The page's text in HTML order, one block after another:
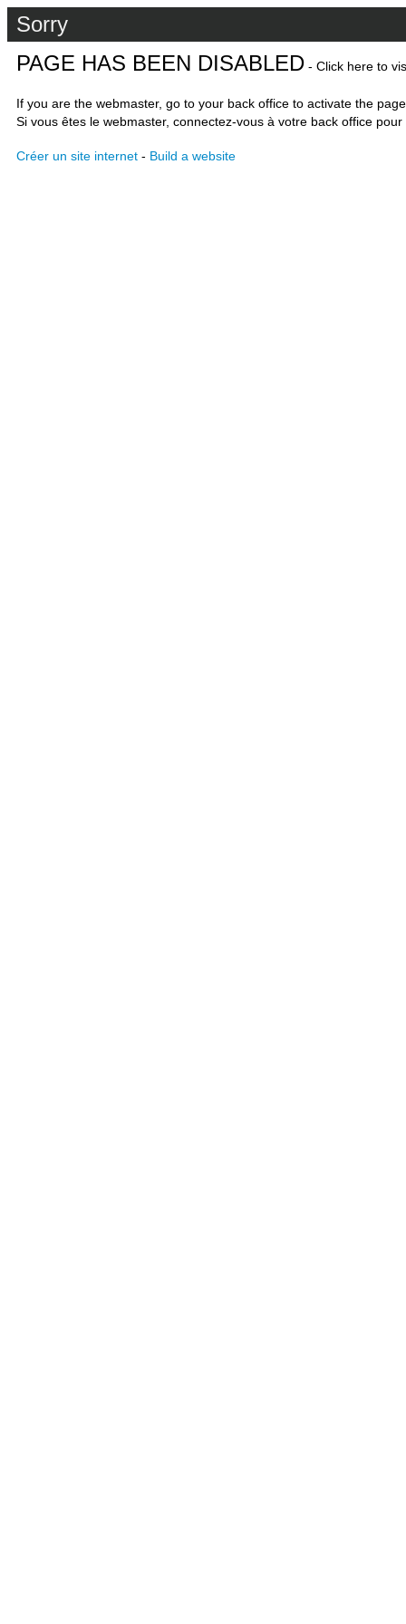
Sorry
PAGE HAS BEEN DISABLED - Click here to
If you are the webmaster, go to your back office to activate the
Si vous êtes le webmaster, connectez-vous à votre back office
Créer un site internet - Build a website